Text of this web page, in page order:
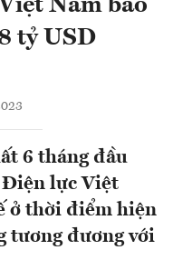
Nam báo
tỷ USD
6 tháng đầu
Điện lực Việt
ở thời điểm hiện
tương đương với